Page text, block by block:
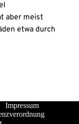
aber meist
etwa durch
Impressum